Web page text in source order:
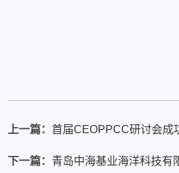
上一篇：首届CEOPPCC研讨会成
下一篇： 青岛中海基业海洋科技有